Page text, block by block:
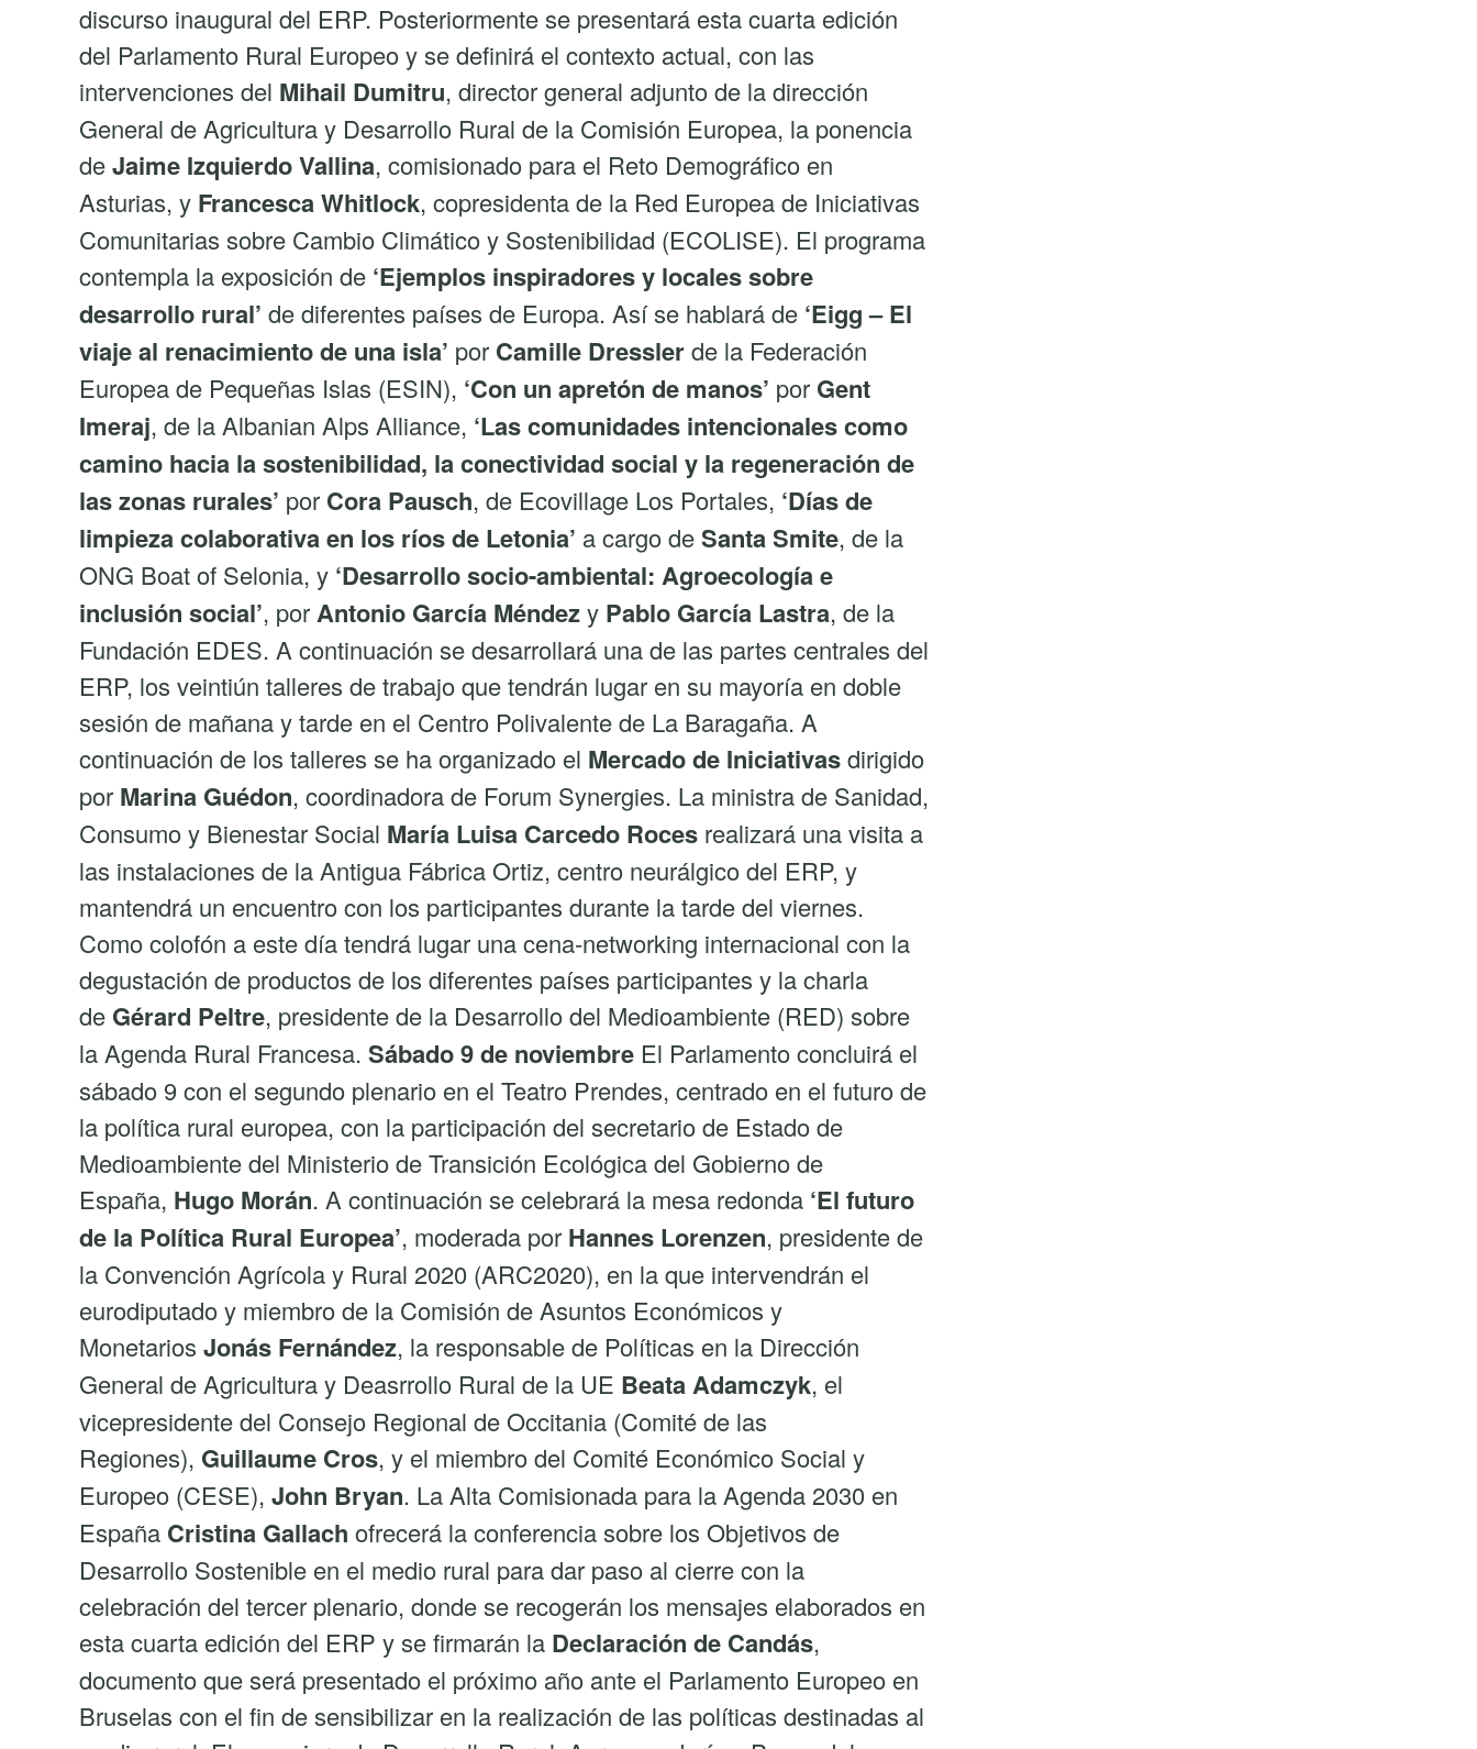
discurso inaugural del ERP. Posteriormente se presentará esta cuarta edición
del Parlamento Rural Europeo y se definirá el contexto actual, con las
intervenciones del Mihail Dumitru, director general adjunto de la dirección
General de Agricultura y Desarrollo Rural de la Comisión Europea, la ponencia
deJaime Izquierdo Vallina, comisionado para el Reto Demográfico en
Asturias, y Francesca Whitlock, copresidenta de la Red Europea de Iniciativas
Comunitarias sobre Cambio Climático y Sostenibilidad (ECOLISE). El programa
contempla la exposición de ‘Ejemplos inspiradores y locales sobre
desarrollo rural’ de diferentes países de Europa. Así se hablará de ‘Eigg – El
viaje al renacimiento de una isla’ por Camille Dresslerde la Federación
Europea de Pequeñas Islas (ESIN), ‘Con un apretón de manos’ por Gent
Imeraj, de la Albanian Alps Alliance, ‘Las comunidades intencionales como
camino hacia la sostenibilidad, la conectividad social y la regeneración de
las zonas rurales’ por Cora Pausch, de Ecovillage Los Portales, ‘Días de
limpieza colaborativa en los ríos de Letonia’ a cargo deSanta Smite, de la
ONG Boat of Selonia, y ‘Desarrollo socio-ambiental: Agroecología e
inclusión social’, porAntonio García Méndezy Pablo García Lastra, de la
Fundación EDES. A continuación se desarrollará una de las partes centrales del
ERP, los veintiún talleres de trabajo que tendrán lugar en su mayoría en doble
sesión de mañana y tarde en el Centro Polivalente de La Baragaña. A
continuación de los talleres se ha organizado el Mercado de Iniciativasdirigido
por Marina Guédon, coordinadora de Forum Synergies. La ministra de Sanidad,
Consumo y Bienestar Social María Luisa Carcedo Roces realizará una visita a
las instalaciones de la Antigua Fábrica Ortiz, centro neurálgico del ERP, y
mantendrá un encuentro con los participantes durante la tarde del viernes.
Como colofón a este día tendrá lugar una cena-networking internacional con la
degustación de productos de los diferentes países participantes y la charla
de Gérard Peltre, presidente de la Desarrollo del Medioambiente (RED) sobre
la Agenda Rural Francesa. Sábado 9 de noviembre El Parlamento concluirá el
sábado 9 con el segundo plenario en el Teatro Prendes, centrado en el futuro de
la política rural europea, con la participación del secretario de Estado de
Medioambiente del Ministerio de Transición Ecológica del Gobierno de
España, Hugo Morán. A continuación se celebrará la mesa redonda ‘El futuro
de la Política Rural Europea’, moderada por Hannes Lorenzen, presidente de
la Convención Agrícola y Rural 2020 (ARC2020), en la que intervendrán el
eurodiputado y miembro de la Comisión de Asuntos Económicos y
Monetarios Jonás Fernández, la responsable de Políticas en la Dirección
General de Agricultura y Deasrrollo Rural de la UE Beata Adamczyk, el
vicepresidente del Consejo Regional de Occitania (Comité de las
Regiones), Guillaume Cros, y el miembro del Comité Económico Social y
Europeo (CESE), John Bryan. La Alta Comisionada para la Agenda 2030 en
España Cristina Gallach ofrecerá la conferencia sobre los Objetivos de
Desarrollo Sostenible en el medio rural para dar paso al cierre con la
celebración del tercer plenario, donde se recogerán los mensajes elaborados en
esta cuarta edición del ERP y se firmarán la Declaración de Candás,
documento que será presentado el próximo año ante el Parlamento Europeo en
Bruselas con el fin de sensibilizar en la realización de las políticas destinadas al